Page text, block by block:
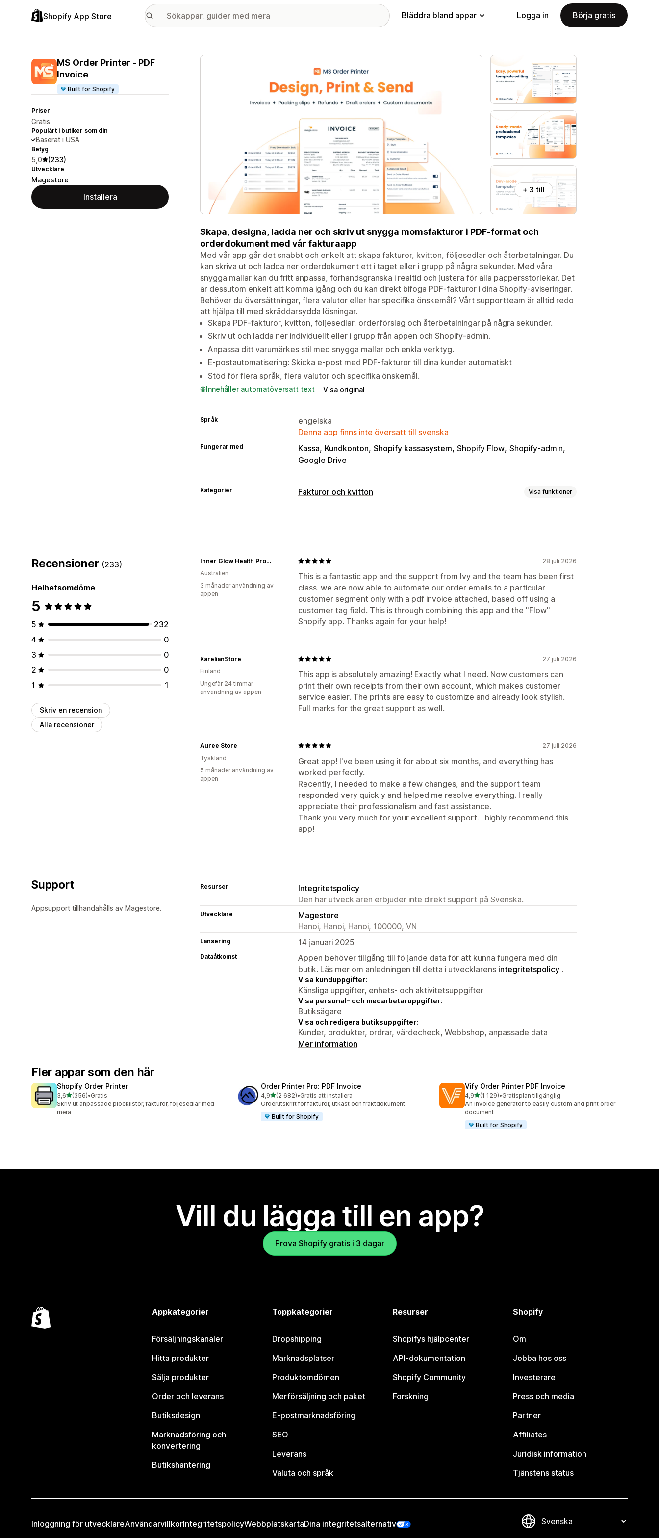
Shopify App Store Bläddra bland appar Logga in Börja gratis
MS Order Printer ‑ PDF
Invoice
Built for Shopify
Priser
Gratis
Populärt i butiker som din
Baserat i USA
Betyg
5,0 (233)
Utvecklare
Magestore
Installera
Galleri med utvalda bilder
+ 3 till
Skapa, designa, ladda ner och skriv ut snygga momsfakturor i PDF-format och
orderdokument med vår fakturaapp
Med vår app går det snabbt och enkelt att skapa fakturor, kvitton, följesedlar och återbetalningar. Du
kan skriva ut och ladda ner orderdokument ett i taget eller i grupp på några sekunder. Med våra
snygga mallar kan du fritt anpassa, förhandsgranska i realtid och justera för alla pappersstorlekar. Det
är dessutom enkelt att komma igång och du kan direkt bifoga PDF-fakturor i dina Shopify-aviseringar.
Behöver du översättningar, flera valutor eller har specifika önskemål? Vårt supportteam är alltid redo
att hjälpa till med skräddarsydda lösningar.
Skapa PDF-fakturor, kvitton, följesedlar, orderförslag och återbetalningar på några sekunder.
Skriv ut och ladda ner individuellt eller i grupp från appen och Shopify-admin.
Anpassa ditt varumärkes stil med snygga mallar och enkla verktyg.
E-postautomatisering: Skicka e-post med PDF-fakturor till dina kunder automatiskt
Stöd för flera språk, flera valutor och specifika önskemål.
Innehåller automatöversatt text Visa original
Språk
engelska
Denna app finns inte översatt till svenska
Fungerar med Kassa Kundkonton Shopify kassasystem Shopify Flow Shopify-admin
Google Drive
Kategorier Fakturor och kvitton Visa funktioner
Anpassning
Färg och teckensnitt Varumärkeshantering Fält Fakturanummer
Avsändarens e-postadress
Skatteberäkning Mallar
Streckkoder
Logotyper Flera valutor
Flera språk
PDF-generering
Recensioner (233)
Helhetsomdöme
5
5
232
4
0
3
0
2
0
1
1
Skriv en recension
Alla recensioner
28 juli 2026
This is a fantastic app and the support from Ivy and the team has been first
class. we are now able to automate our order emails to a particular
customer segment only with a pdf invoice attached, based off using a
customer tag field. This is through combining this app and the "Flow"
Shopify app. Thanks again for your help!
Inner Glow Health Products
Australien
3 månader användning av
appen
27 juli 2026
This app is absolutely amazing! Exactly what I need. Now customers can
print their own receipts from their own account, which makes customer
service easier. The prints are easy to customize and already look stylish.
Full marks for the great support as well.
KarelianStore
Finland
Ungefär 24 timmar
användning av appen
27 juli 2026
Great app! I've been using it for about six months, and everything has
worked perfectly.
Recently, I needed to make a few changes, and the support team
responded very quickly and helped me resolve everything. I really
appreciate their professionalism and fast assistance.
Thank you very much for your excellent support. I highly recommend this
app!
Auree Store
Tyskland
5 månader användning av
appen
Support
Appsupport tillhandahålls av Magestore.
Resurser
Integritetspolicy
Den här utvecklaren erbjuder inte direkt support på Svenska.
Utvecklare
Magestore
Hanoi, Hanoi, Hanoi, 100000, VN
Lansering 14 januari 2025
Dataåtkomst
Appen behöver tillgång till följande data för att kunna fungera med din
butik. Läs mer om anledningen till detta i utvecklarens integritetspolicy .
Visa kunduppgifter:
Känsliga uppgifter, enhets- och aktivitetsuppgifter
Visa personal- och medarbetaruppgifter:
Butiksägare
Visa och redigera butiksuppgifter:
Kunder, produkter, ordrar, värdecheck, Webbshop, anpassade data
Mer information
Fler appar som den här
Shopify Order Printer
3,6av 5 stjärnor
(356)
356 recensioner totalt
•Gratis
Skriv ut anpassade plocklistor, fakturor, följesedlar med
mera
Order Printer Pro: PDF Invoice
4,9av 5 stjärnor
(2 682)
2682 recensioner totalt
•Gratis att installera
Orderutskrift för fakturor, utkast och fraktdokument
Built for Shopify
Vify Order Printer PDF Invoice
4,9av 5 stjärnor
(1 129)
1129 recensioner totalt
•Gratisplan tillgänglig
An invoice generator to easily custom and print order
document
Built for Shopify
Vill du lägga till en app?
Prova Shopify gratis i 3 dagar
Appkategorier
Försäljningskanaler
Hitta produkter
Sälja produkter
Order och leverans
Butiksdesign
Marknadsföring och
konvertering
Butikshantering
Toppkategorier
Dropshipping
Marknadsplatser
Produktomdömen
Merförsäljning och paket
E-postmarknadsföring
SEO
Leverans
Valuta och språk
Resurser
Shopifys hjälpcenter
API-dokumentation
Shopify Community
Forskning
Shopify
Om
Jobba hos oss
Investerare
Press och media
Partner
Affiliates
Juridisk information
Tjänstens status
Inloggning för utvecklareAnvändarvillkorIntegritetspolicyWebbplatskartaDina integritetsalternativ